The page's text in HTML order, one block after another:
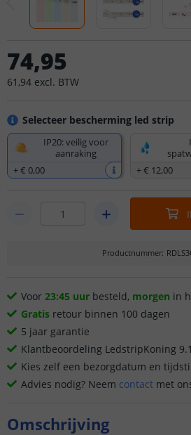
Selecteer bescherming led strip
IP20: veilig voor
aanraking
+€ 0,00
+€ 12,00
74,95
61 ,94 excl. BTW
Productnummer:
Voor 23:45 uur besteld, morgen in
Gratis retour binnen 100 dagen
5 jaar garantie
Klantbeoordeling LedstripKoning
Kies zelf een bezorgdatum en
Advies nodig? Neem contact met
Omschrijving